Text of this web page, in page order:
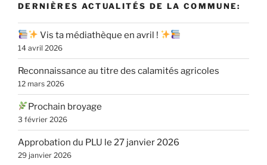
DERNIÈRES ACTUALITÉS DE LA COMMUNE:
Vis ta médiathèque en avril !
14 avril 2026
Reconnaissance au titre des calamités agricoles
12 mars 2026
Prochain broyage
3 février 2026
Approbation du PLU le 27 janvier 2026
29 janvier 2026